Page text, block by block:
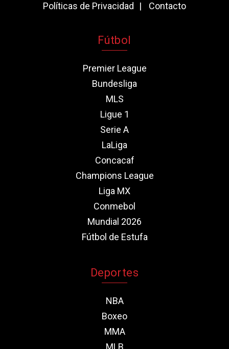
Políticas de Privacidad
Contacto
Fútbol
Premier League
Bundesliga
MLS
Ligue 1
Serie A
LaLiga
Concacaf
Champions League
Liga MX
Conmebol
Mundial 2026
Fútbol de Estufa
Deportes
NBA
Boxeo
MMA